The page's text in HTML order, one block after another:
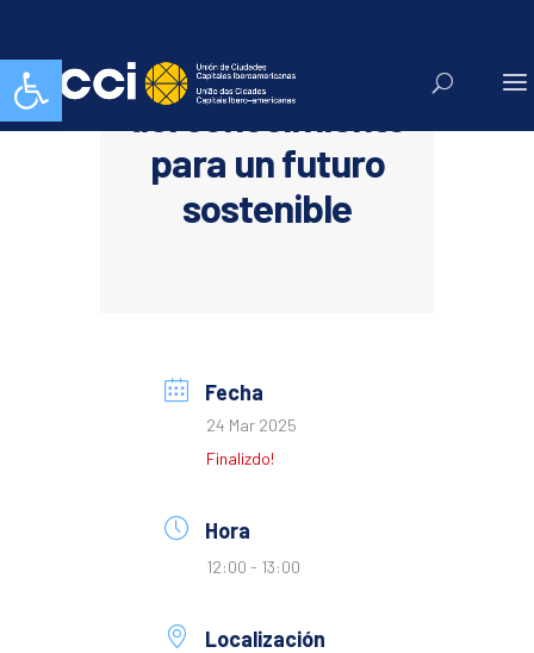
Abrir barra de herramientasUCCI: La gestión
del conocimiento
para un futuro
sostenible
Fecha
24 Mar 2025
Finalizdo!
Hora
12:00 - 13:00
Localización